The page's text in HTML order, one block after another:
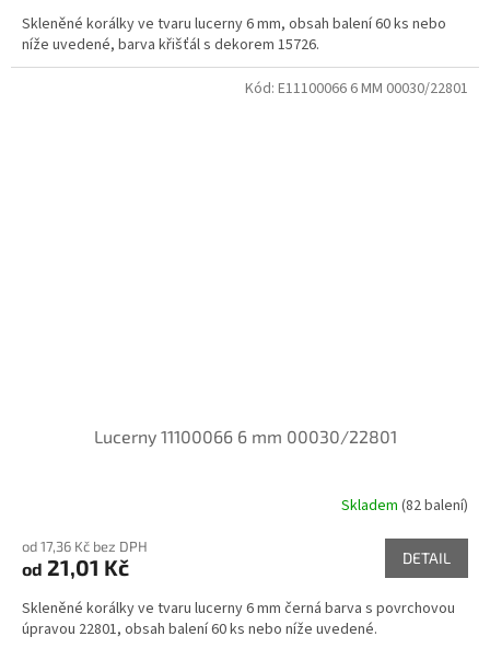
Skleněné korálky ve tvaru lucerny 6 mm, obsah balení 60 ks nebo
níže uvedené, barva křišťál s dekorem 15726.
Lucerny 11100066 6 mm 00030/22801
Skladem (82 balení)
od 17,36 Kč bez DPH
od 21,01 Kč DETAIL
Skleněné korálky ve tvaru lucerny 6 mm černá barva s povrchovou
úpravou 22801, obsah balení 60 ks nebo níže uvedené.
Kód: E11100066 6 MM 00030/22801